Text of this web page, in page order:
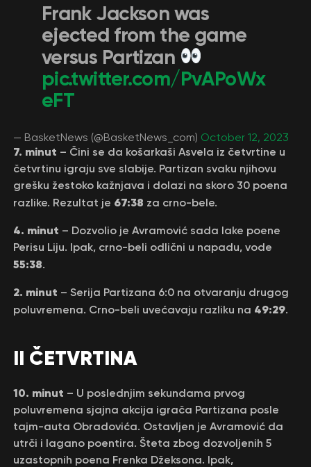
Frank Jackson was
ejected from the game
versus Partizan
pic.twitter.com/PvAPoWx
eFT
— BasketNews (@BasketNews_com) October 12, 2023
7. minut – Čini se da košarkaši Asvela iz četvrtine u
četvrtinu igraju sve slabije. Partizan svaku njihovu
grešku žestoko kažnjava i dolazi na skoro 30 poena
razlike. Rezultat je 67:38 za crno-bele.
4. minut – Dozvolio je Avramović sada lake poene
Perisu Liju. Ipak, crno-beli odlični u napadu, vode
55:38.
2. minut – Serija Partizana 6:0 na otvaranju drugog
poluvremena. Crno-beli uvećavaju razliku na 49:29.
II ČETVRTINA
10. minut – U poslednjim sekundama prvog
poluvremena sjajna akcija igrača Partizana posle
tajm-auta Obradovića. Ostavljen je Avramović da
utrči i lagano poentira. Šteta zbog dozvoljenih 5
uzastopnih poena Frenka Džeksona. Ipak,